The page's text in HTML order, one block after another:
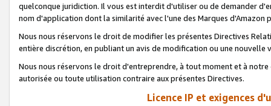
quelconque juridiction. Il vous est interdit d'utiliser ou de demander
nom d'application dont la similarité avec l'une des Marques
Nous nous réservons le droit de modifier les présentes Directives
entière discrétion, en publiant un avis de modification ou une nouvelle
Nous nous réservons le droit d'entreprendre, à tout moment et à
autorisée ou toute utilisation contraire aux présentes Directives.
Licence IP et exigences